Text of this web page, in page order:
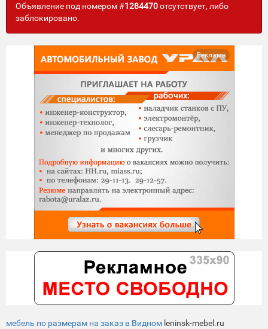
Объявление под номером #1284470отсутствует, либо
заблокировано.
Реклама
мебель по размерам на заказ в Видном leninsk-mebel.ru